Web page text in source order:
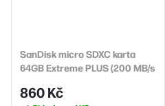
SanDisk micro SDXC karta
64GB Extreme PLUS (200 MB/s
adaptér
860 Kč